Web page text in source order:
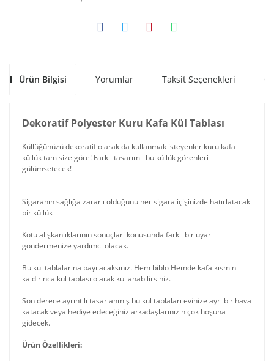
Ürün Bilgisi Yorumlar Taksit Seçenekleri
Dekoratif Polyester Kuru Kafa Kül Tablası
Küllüğünüzü dekoratif olarak da kullanmak isteyenler kuru kafa
küllük tam size göre! Farklı tasarımlı bu küllük görenleri
gülümsetecek!
Sigaranın sağlığa zararlı olduğunu her sigara içişinizde hatırlatacak
bir küllük
Kötü alışkanlıklarının sonuçları konusunda farklı bir uyarı
göndermenize yardımcı olacak.
Bu kül tablalarına bayılacaksınız. Hem biblo Hemde kafa kısmını
kaldırınca kül tablası olarak kullanabilirsiniz.
Son derece ayrıntılı tasarlanmış bu kül tablaları evinize ayrı bir hava
katacak veya hediye edeceğiniz arkadaşlarınızın çok hoşuna
gidecek.
Ürün Özellikleri: